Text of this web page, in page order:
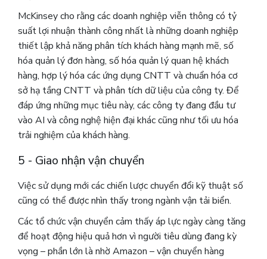
McKinsey cho rằng các doanh nghiệp viễn thông có tỷ
suất lợi nhuận thành công nhất là những doanh nghiệp
thiết lập khả năng phân tích khách hàng mạnh mẽ, số
hóa quản lý đơn hàng, số hóa quản lý quan hệ khách
hàng, hợp lý hóa các ứng dụng CNTT và chuẩn hóa cơ
sở hạ tầng CNTT và phân tích dữ liệu của công ty. Để
đáp ứng những mục tiêu này, các công ty đang đầu tư
vào AI và công nghệ hiện đại khác cũng như tối ưu hóa
trải nghiệm của khách hàng.
5 - Giao nhận vận chuyển
Việc sử dụng mới các chiến lược chuyển đổi kỹ thuật số
cũng có thể được nhìn thấy trong ngành vận tải biển.
Các tổ chức vận chuyển cảm thấy áp lực ngày càng tăng
để hoạt động hiệu quả hơn vì người tiêu dùng đang kỳ
vọng – phần lớn là nhờ Amazon – vận chuyển hàng